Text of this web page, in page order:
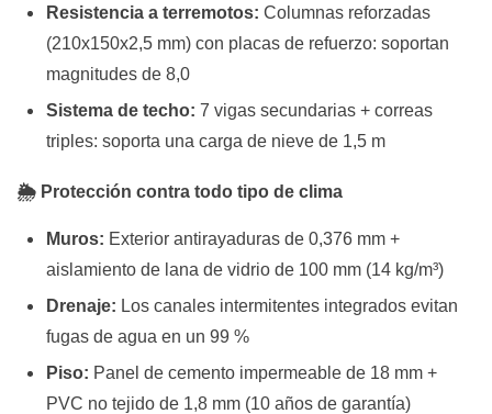
Resistencia a terremotos: Columnas reforzadas
(210x150x2,5 mm) con placas de refuerzo: soportan
magnitudes de 8,0
Sistema de techo: 7 vigas secundarias + correas
triples: soporta una carga de nieve de 1,5 m
🌦️ Protección contra todo tipo de clima
Muros: Exterior antirayaduras de 0,376 mm +
aislamiento de lana de vidrio de 100 mm (14 kg/m³)
Drenaje: Los canales intermitentes integrados evitan
fugas de agua en un 99 %
Piso: Panel de cemento impermeable de 18 mm +
PVC no tejido de 1,8 mm (10 años de garantía)